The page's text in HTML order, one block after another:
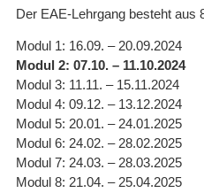
Der EAE-Lehrgang besteht aus
Modul 1: 16.09. – 20.09.2024
Modul 2: 07.10. – 11.10.2024
Modul 3: 11.11. – 15.11.2024
Modul 4: 09.12. – 13.12.2024
Modul 5: 20.01. – 24.01.2025
Modul 6: 24.02. – 28.02.2025
Modul 7: 24.03. – 28.03.2025
Modul 8: 21.04. – 25.04.2025